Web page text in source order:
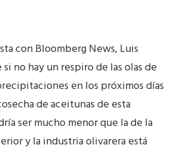
con Bloomberg News, Luis
si no hay un respiro de las olas de
en los próximos días
de aceitunas de esta
ser mucho menor que la de la
y la industria olivarera está